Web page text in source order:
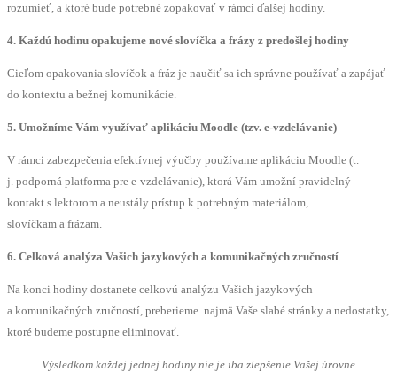
rozumieť, a ktoré bude potrebné zopakovať v rámci ďalšej hodiny.
4. Každú hodinu opakujeme nové slovíčka a frázy z predošlej hodiny
Cieľom opakovania slovíčok a fráz je naučiť sa ich správne používať a zapájať
do kontextu a bežnej komunikácie.
5. Umožníme Vám využívať aplikáciu Moodle (tzv. e-vzdelávanie)
V rámci zabezpečenia efektívnej výučby používame aplikáciu Moodle (t.
j. podporná platforma pre e-vzdelávanie), ktorá Vám umožní pravidelný
kontakt s lektorom a neustály prístup k potrebným materiálom,
slovíčkam a frázam.
6. Celková analýza Vašich jazykových a komunikačných zručností
Na konci hodiny dostanete celkovú analýzu Vašich jazykových
a komunikačných zručností, preberieme najmä Vaše slabé stránky a nedostatky,
ktoré budeme postupne eliminovať.
Výsledkom každej jednej hodiny nie je iba zlepšenie Vašej úrovne